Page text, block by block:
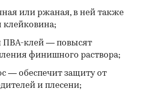
или ржаная, в ней также
клейковина;
ПВА-клей — повысят
финишного раствора;
— обеспечит защиту от
и плесени;